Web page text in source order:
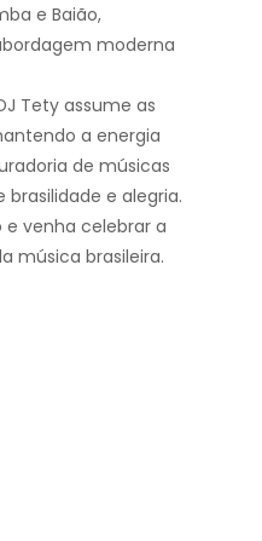
e Baião,
moderna
Tety assume as
a energia
de músicas
brasilidade e alegria.
e venha celebrar a
música brasileira.